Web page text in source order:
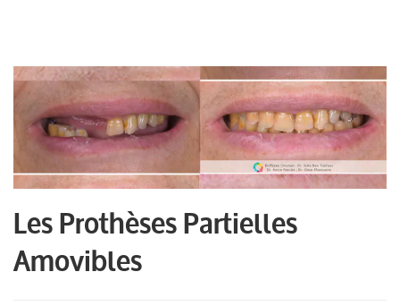
Les Prothèses Partielles
Amovibles